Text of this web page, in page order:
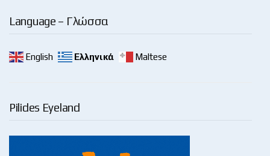
Language – Γλώσσα
English Ελληνικά Maltese
Pilides Eyeland